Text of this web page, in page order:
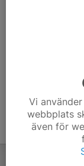
faktureras av
Vi
webbplats
även för